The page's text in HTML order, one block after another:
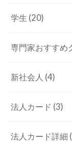
学生 (20)
専門家おすすめ
新社会人 (4)
法人カード (3)
法人カード詳細